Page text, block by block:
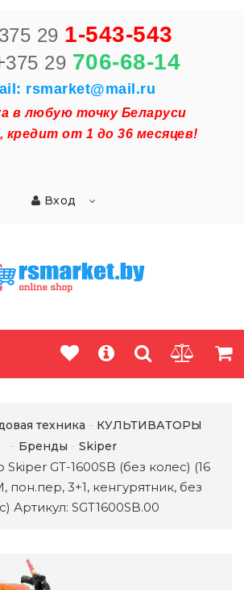
375 29 1-543-543
375 29 706-68-14
rsmarket@mail.ru
в любую точку Беларуси
кредит от 1 до 36 месяцев!
Вход
техника
КУЛЬТИВАТОРЫ
Бренды
Skiper
Skiper GT-1600SB (без колес) (16
пон.пер, 3+1, кенгурятник, без
Артикул: SGT1600SB.00